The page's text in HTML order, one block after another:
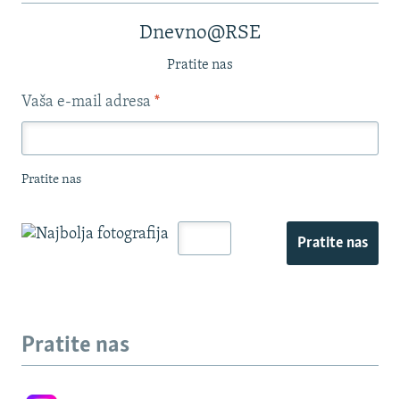
Dnevno@RSE
Pratite nas
Vaša e-mail adresa *
Pratite nas
Pratite nas
Pratite nas